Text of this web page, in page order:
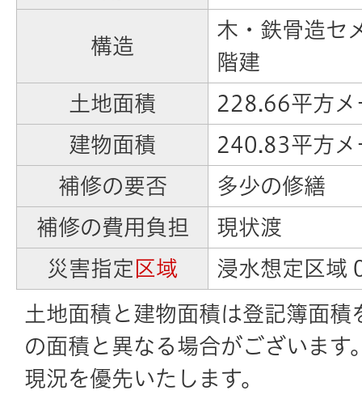
構造
木・鉄骨造セ
階建
土地面積
228.66平方メ
建物面積
240.83平方メ
補修の要否
多少の修繕
補修の費用負担
現状渡
災害指定 区域 浸水想定区域
土地面積と建物面積は登記簿面積
の面積と異なる場合がございます
現況を優先いたします。